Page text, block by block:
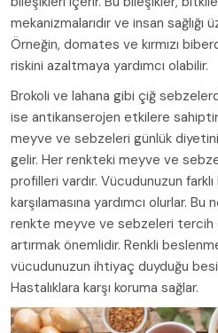
mekanizmalarıdır ve insan sağlığı
Örneğin, domates ve kırmızı
riskini azaltmaya yardımcı olabilir.
Brokoli ve lahana gibi çiğ
ise antikanserojen etkilere
meyve ve sebzeleri günlük
gelir. Her renkteki meyve ve
profilleri vardır. Vücudunuzun farklı
karşılamasına yardımcı olurlar.
renkte meyve ve sebzeleri
artırmak önemlidir. Renkli
vücudunuzun ihtiyaç duyduğu
Hastalıklara karşı koruma sağlar.